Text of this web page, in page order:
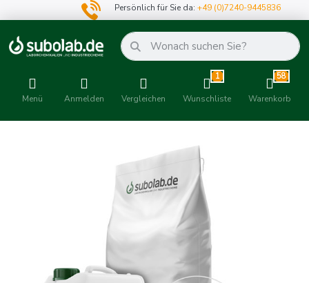
Persönlich für Sie da:+49 (0)7240-9445836
Menü Anmelden Vergleichen
1
Wunschliste
58
Warenkorb